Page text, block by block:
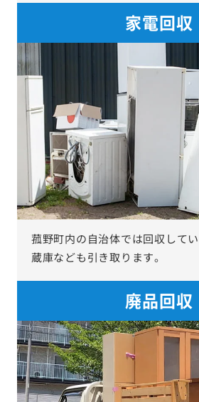
家電回収
菰野町内の自治体では回収して
蔵庫なども引き取ります。
廃品回収